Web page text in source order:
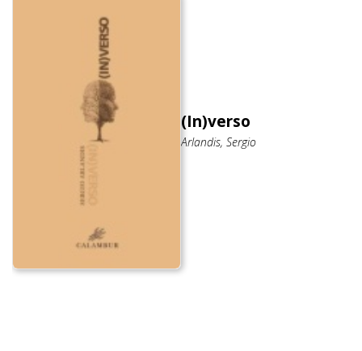
(In)verso
Arlandis, Sergio